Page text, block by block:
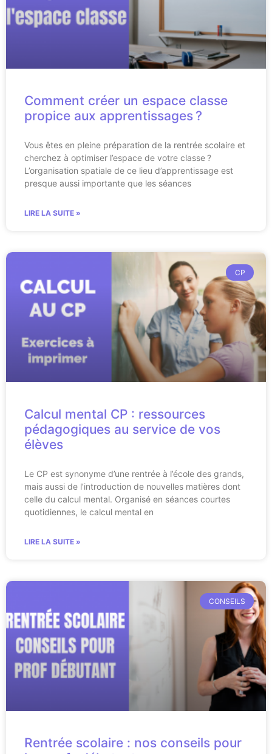
Comment créer un espace classe
propice aux apprentissages ?
Vous êtes en pleine préparation de la rentrée scolaire et
cherchez à optimiser l’espace de votre classe ?
L’organisation spatiale de ce lieu d’apprentissage est
presque aussi importante que les séances
LIRE LA SUITE »
CP
Calcul mental CP : ressources
pédagogiques au service de vos
élèves
Le CP est synonyme d’une rentrée à l’école des grands,
mais aussi de l’introduction de nouvelles matières dont
celle du calcul mental. Organisé en séances courtes
quotidiennes, le calcul mental en
LIRE LA SUITE »
CONSEILS
Rentrée scolaire : nos conseils pour